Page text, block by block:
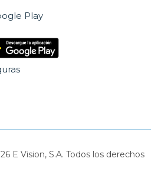
Play
E Vision, S.A. Todos los derechos